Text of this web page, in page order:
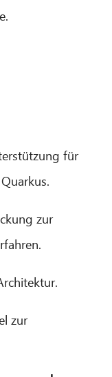
für
zur
zur